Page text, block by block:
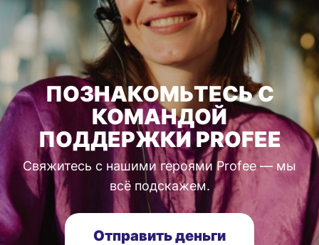
ПОЗНАКОМЬТЕСЬ С
КОМАНДОЙ
ПОДДЕРЖКИ PROFEE
Свяжитесь с нашими героями Profee — мы
всё подскажем.
Отправить деньги